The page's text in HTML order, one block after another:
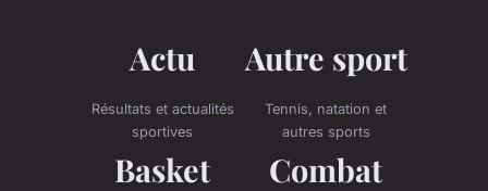
Actu
Résultats et actualités
sportives
Autre sport
Tennis, natation et
autres sports
Basket Combat